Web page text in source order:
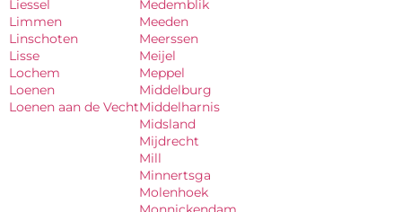
Liessel
Limmen
Linschoten
Lisse
Lochem
Loenen
Loenen aan de Vecht
Medemblik
Meeden
Meerssen
Meijel
Meppel
Middelburg
Middelharnis
Midsland
Mijdrecht
Mill
Minnertsga
Molenhoek